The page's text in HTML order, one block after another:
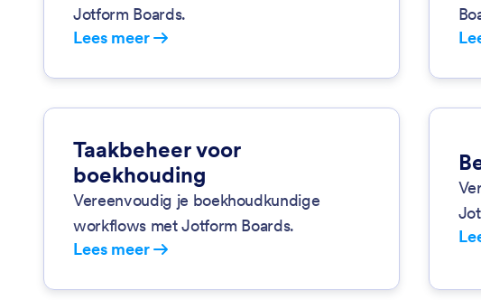
Jotform Boards.
Lees meer
Taakbeheer voor
boekhouding
Vereenvoudig je boekhoudkundige
workflows met Jotform Boards.
Lees meer